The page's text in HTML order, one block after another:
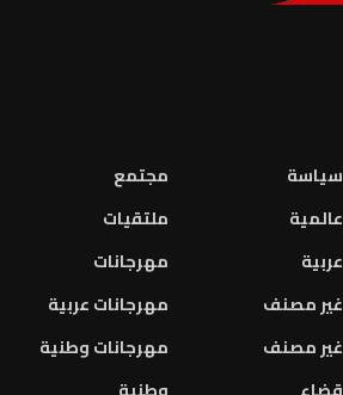
سياسة
عالمية
عربية
غير مصنف
غير مصنف
مجتمع
ملتقيات
مهرجانات
مهرجانات عربية
مهرجانات وطنية